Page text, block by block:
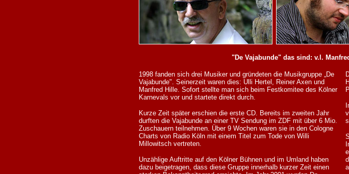
"De Vajabunde" das sind: v.l.
1998 fanden sich drei Musiker und gründeten die Musikgruppe „De
Vajabunde". Seinerzeit waren dies: Ulli Hertel, Reiner Axen und
Manfred Hille. Sofort stellte man sich beim Festkomitee des Kölner
Karnevals vor und startete direkt durch.
Kurze Zeit später erschien die erste CD. Bereits im zweiten Jahr
durften die Vajabunde an einer TV Sendung im ZDF mit über 6 Mio.
Zuschauern teilnehmen. Über 9 Wochen waren sie in den Cologne
Charts von Radio Köln mit einem Titel zum Tode von Willi
Millowitsch vertreten.
Unzählige Auftritte auf den Kölner Bühnen und im Umland haben
dazu beigetragen, dass diese Gruppe innerhalb kurzer Zeit einen